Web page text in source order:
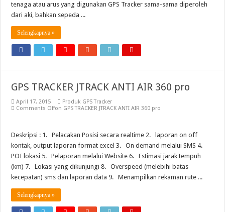
tenaga atau arus yang digunakan GPS Tracker sama-sama diperoleh
dari aki, bahkan sepeda ...
Selengkapnya »
GPS TRACKER JTRACK ANTI AIR 360 pro
April 17, 2015
Produk GPS Tracker
Comments Offon GPS TRACKER JTRACK ANTI AIR 360 pro
Deskripsi : 1. Pelacakan Posisi secara realtime 2. laporan on off
kontak, output laporan format excel 3. On demand melalui SMS 4.
POI lokasi 5. Pelaporan melalui Website 6. Estimasi jarak tempuh
(km) 7. Lokasi yang dikunjungi 8. Overspeed (melebihi batas
kecepatan) sms dan laporan data 9. Menampilkan rekaman rute ...
Selengkapnya »